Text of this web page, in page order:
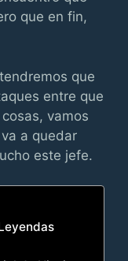
que en fin,
que
entre que
vamos
a quedar
este jefe.